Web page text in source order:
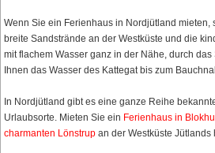
Wenn Sie ein Ferienhaus in Nordjütland mieten,
breite Sandstrände an der Westküste und die
mit flachem Wasser ganz in der Nähe, durch
Ihnen das Wasser des Kattegat bis zum
In Nordjütland gibt es eine ganze Reihe
Urlaubsorte. Mieten Sie ein Ferienhaus in
charmanten Lönstrup an der Westküste Jütlands